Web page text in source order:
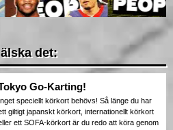
det:
Go-Karting!
Inget speciellt körkort behövs! Så länge du har
giltigt japanskt körkort, internationellt körkort
ett SOFA-körkort är du redo att köra genom